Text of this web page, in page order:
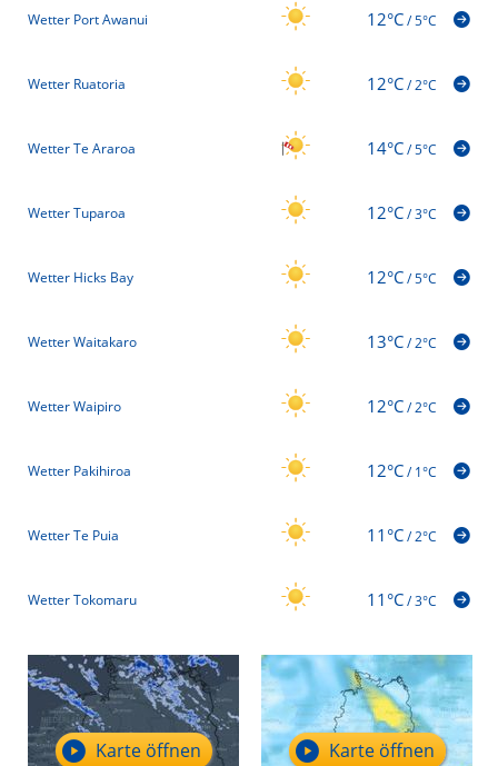
Wetter Port Awanui 12°C/5°C
Wetter Ruatoria 12°C/2°C
Wetter Te Araroa 14°C/5°C
Wetter Tuparoa 12°C/3°C
Wetter Hicks Bay 12°C/5°C
Wetter Waitakaro 13°C/2°C
Wetter Waipiro 12°C/2°C
Wetter Pakihiroa 12°C/1°C
Wetter Te Puia 11°C/2°C
Wetter Tokomaru 11°C/3°C
Karte öffnen Karte öffnen